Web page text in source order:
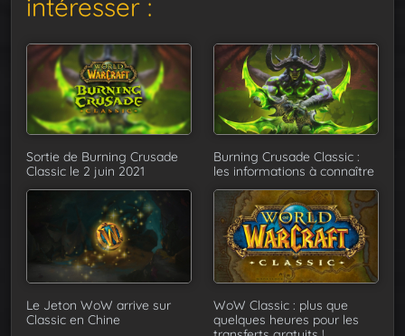
intéresser :
Sortie de Burning Crusade
Classic le 2 juin 2021
Burning Crusade Classic :
les informations à connaître
Le Jeton WoW arrive sur
Classic en Chine
WoW Classic : plus que
quelques heures pour les